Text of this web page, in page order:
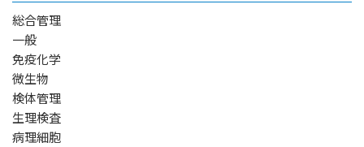
総合管理
一般
免疫化学
微生物
検体管理
生理検査
病理細胞